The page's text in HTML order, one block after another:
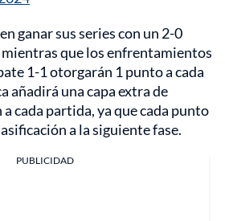
ganar sus series con un 2-0
que los enfrentamientos
1-1 otorgarán 1 punto a cada
añadirá una capa extra de
cada partida, ya que cada punto
a la siguiente fase.
PUBLICIDAD